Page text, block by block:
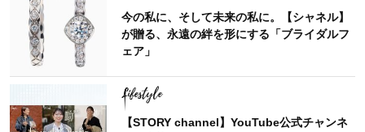
今の私に、そして未来の私に。【シャネル】
が贈る、永遠の絆を形にする「ブライダルフ
ェア」
Lifestyle
【STORY channel】YouTube公式チャンネ